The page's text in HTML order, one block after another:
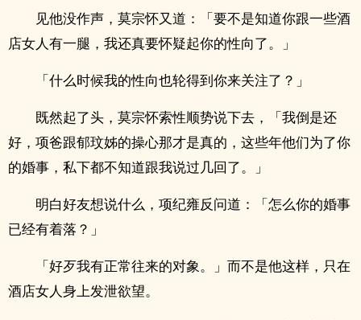
见他没作声，莫宗怀又道：「要不是知道你跟一些酒
店女人有一腿，我还真要怀疑起你的性向了。」
「什么时候我的性向也轮得到你来关注了？」
既然起了头，莫宗怀索性顺势说下去，「我倒是还
好，项爸跟郁玟姊的操心那才是真的，这些年他们为了你
的婚事，私下都不知道跟我说过几回了。」
明白好友想说什么，项纪雍反问道：「怎么你的婚事
已经有着落？」
「好歹我有正常往来的对象。」而不是他这样，只在
酒店女人身上发泄欲望。